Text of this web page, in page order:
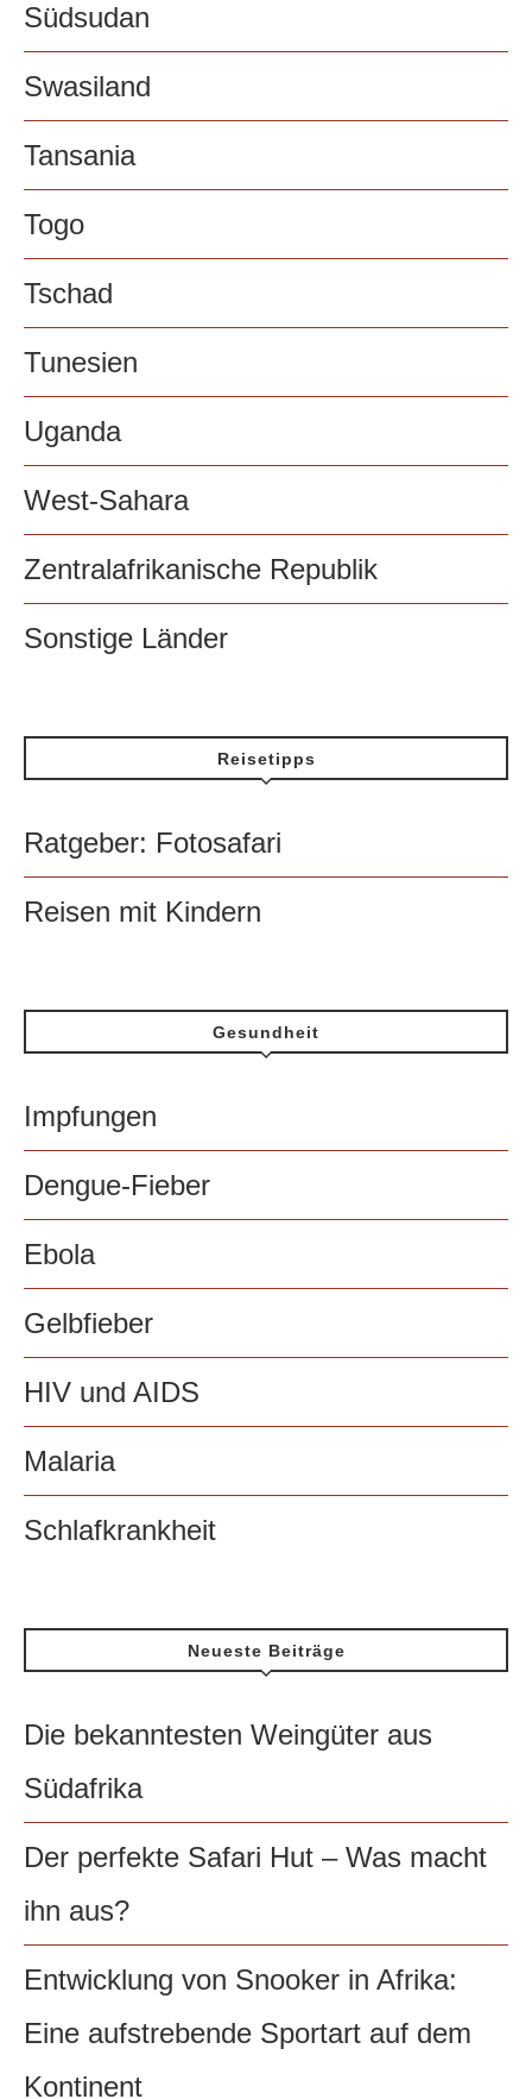
Südsudan
Swasiland
Tansania
Togo
Tschad
Tunesien
Uganda
West-Sahara
Zentralafrikanische Republik
Sonstige Länder
Reisetipps
Ratgeber: Fotosafari
Reisen mit Kindern
Gesundheit
Impfungen
Dengue-Fieber
Ebola
Gelbfieber
HIV und AIDS
Malaria
Schlafkrankheit
Neueste Beiträge
Die bekanntesten Weingüter aus
Südafrika
Der perfekte Safari Hut – Was macht
ihn aus?
Entwicklung von Snooker in Afrika:
Eine aufstrebende Sportart auf dem
Kontinent